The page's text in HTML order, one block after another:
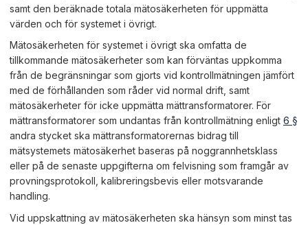
samt den beräknade totala mätosäkerheten för uppmätta
värden och för systemet i övrigt.
Mätosäkerheten för systemet i övrigt ska omfatta de
tillkommande mätosäkerheter som kan förväntas uppkomma
från de begränsningar som gjorts vid kontrollmätningen jämfört
med de förhållanden som råder vid normal drift, samt
mätosäkerheter för icke uppmätta mättransformatorer. För
mättransformatorer som undantas från kontrollmätning enligt 6 §
andra stycket ska mättransformatorernas bidrag till
mätsystemets mätosäkerhet baseras på noggrannhetsklass
eller på de senaste uppgifterna om felvisning som framgår av
provningsprotokoll, kalibreringsbevis eller motsvarande
handling.
Vid uppskattning av mätosäkerheten ska hänsyn som minst tas